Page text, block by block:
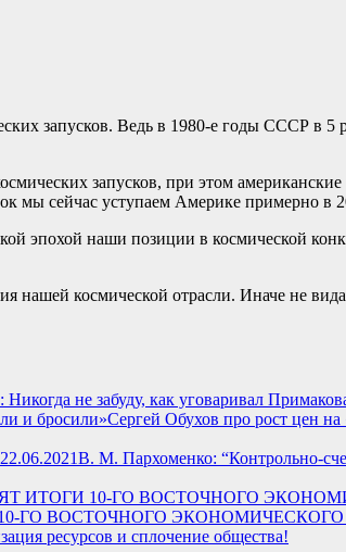
запусков. Ведь в 1980-е годы СССР в
запусков, при этом американские
мы сейчас уступаем Америке примерно в
эпохой наши позиции в космической
космической отрасли. Иначе не
не забуду, как уговаривал
Сергей Обухов про рост цен
В. М. Пархоменко: “Контрольно-
ГО ВОСТОЧНОГО
ресурсов и сплочение общества!